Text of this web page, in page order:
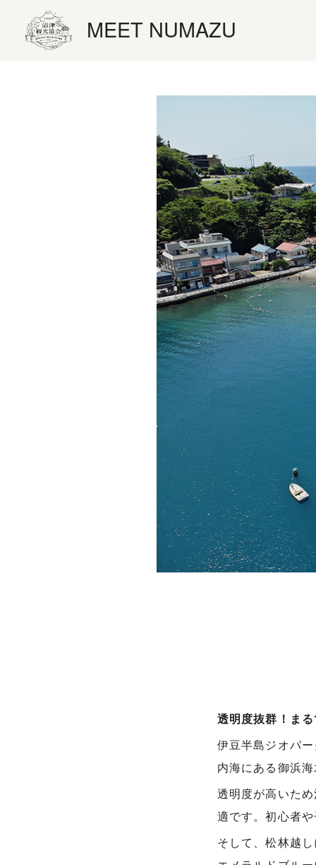
MEET NUMAZU
透明度抜群！ま
伊豆半島ジオパ
内海にある御浜
透明度が高いた
適です。初心者
そして、松林越